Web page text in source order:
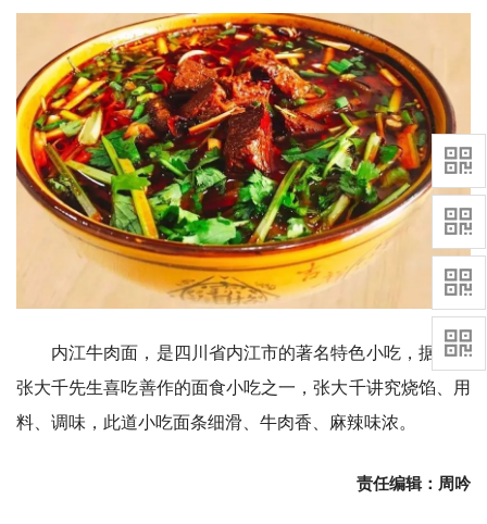
内江牛肉面，是四川省内江市的著名特色小吃，据说是
张大千先生喜吃善作的面食小吃之一，张大千讲究烧馅、用
料、调味，此道小吃面条细滑、牛肉香、麻辣味浓。
责任编辑：周吟